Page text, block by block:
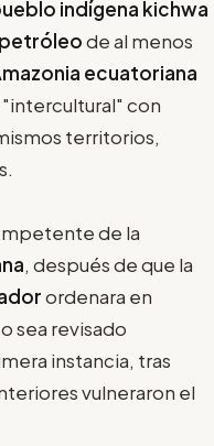
indígena kichwa
de al menos
ecuatoriana
con
territorios,
de la
, después de que la
ordenara en
sea revisado
instancia, tras
vulneraron el